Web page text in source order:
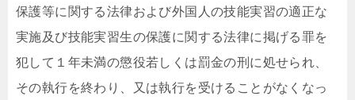
保護等に関する法律および外国人の技能実習の適正な
実施及び技能実習生の保護に関する法律に掲げる罪を
犯して１年未満の懲役若しくは罰金の刑に処せられ、
その執行を終わり、又は執行を受けることがなくなっ